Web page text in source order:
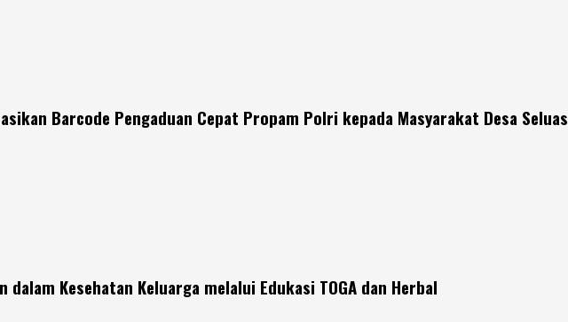
Barcode Pengaduan Cepat Propam Polri kepada Masyarakat Desa Seluas
Kesehatan Keluarga melalui Edukasi TOGA dan Herbal